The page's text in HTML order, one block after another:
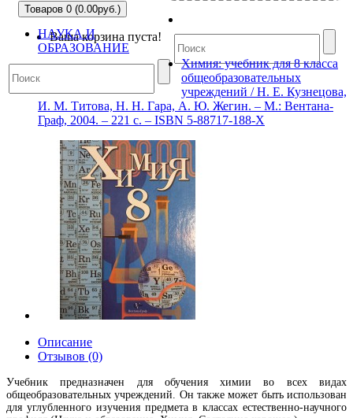
Товаров 0 (0.00руб.)
Ваша корзина пуста!
НАУКА И
ОБРАЗОВАНИЕ
Химия: учебник для 8 класса
общеобразовательных
учреждений / Н. Е. Кузнецова,
И. М. Титова, Н. Н. Гара, А. Ю. Жегин. – М.: Вентана-
Граф, 2004. – 221 с. – ISBN 5-88717-188-Х
Описание
Отзывов (0)
Учебник предназначен для обучения химии во всех видах
общеобразовательных учреждений. Он также может быть использован
для углубленного изучения предмета в классах естественно-научного